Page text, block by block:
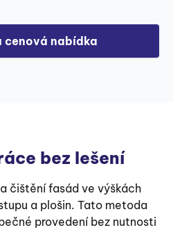
cenová nabídka
bez lešení
čištění fasád ve výškách
a plošin. Tato metoda
provedení bez nutnosti